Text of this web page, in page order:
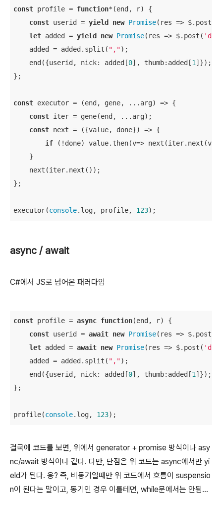
const profile = function*(end, r) {
const userid = yield new Promise( res => $.post(
let added = yield new Promise( res => $.post(
    added = added.split(
",");
    end({userid,
nick: added[0], thumb:added[1 ]});
};
const executor = (end, gene, ...arg) => {
const iter = gene(end, ...arg);
const next = ({value, done}) => {
if (!done) value.then(v=>
    }
    next(iter.next());
};
executor(console.log, profile, 123);
async / await
C#에서 JS로 넘어온 패러다임
const profile = async function(end, r) {
const userid = await new Promise( res => $.post(
let added = await new Promise( res => $.post(
    added = added.split(
",");
    end({userid,
nick: added[0], thumb:added[1 ]});
};
profile(console.log, 123);
결국에 코드를 보면, 위에서 generator + promise 방식이나 asy
nc/await 방식이나 같다. 다만, 단점은 위 코드는 async에서만 yi
eld가 된다. 응? 즉, 비동기일때만 위 코드에서 흐름이 suspensio
n이 된다는 말이고, 동기인 경우 이를테면, while문에서는 안됨...